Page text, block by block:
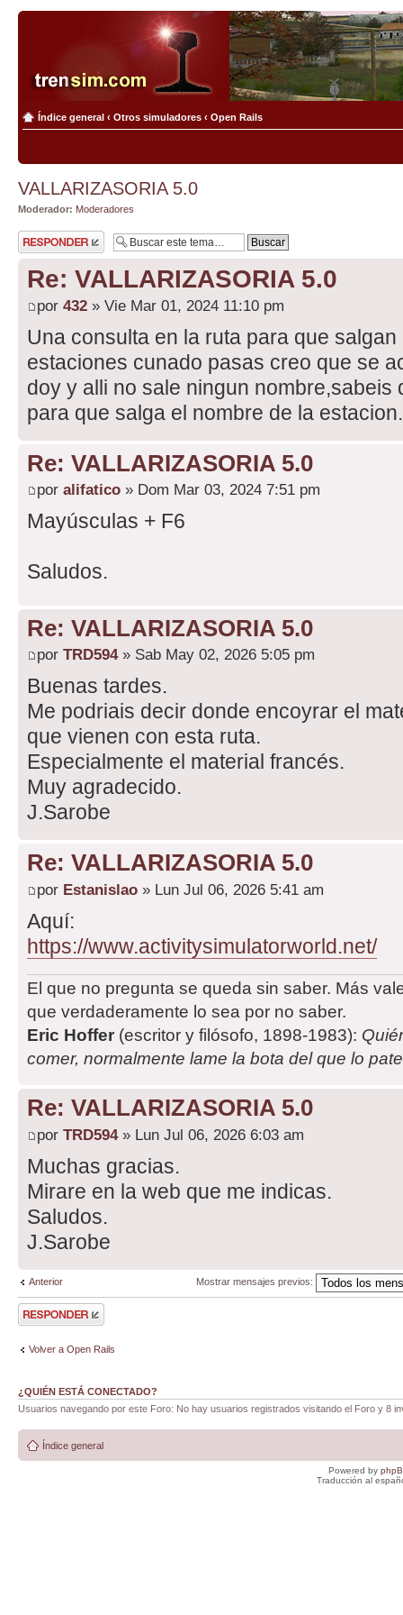
Índice general ‹ Otros simuladores ‹ Open Rails
VALLARIZASORIA 5.0
Moderador: Moderadores
Publicar una
respuesta
Re: VALLARIZASORIA 5.0
por 432 » Vie Mar 01, 2024 11:10 pm
Una consulta en la ruta para que
estaciones cunado pasas creo que se
doy y alli no sale ningun nombre,sabeis
para que salga el nombre de la estacion.
Re: VALLARIZASORIA 5.0
por alifatico » Dom Mar 03, 2024 7:51 pm
Mayúsculas + F6
Saludos.
Re: VALLARIZASORIA 5.0
por TRD594» Sab May 02, 2026 5:05 pm
Buenas tardes.
Me podriais decir donde encoyrar el
que vienen con esta ruta.
Especialmente el material francés.
Muy agradecido.
J.Sarobe
Re: VALLARIZASORIA 5.0
por Estanislao » Lun Jul 06, 2026 5:41 am
Aquí:
https://www.activitysimulatorworld.net/
El que no pregunta se queda sin saber. Más
que verdaderamente lo sea por no saber.
Eric Hoffer (escritor y filósofo, 1898-1983):
comer, normalmente lame la bota del que lo
Re: VALLARIZASORIA 5.0
por TRD594» Lun Jul 06, 2026 6:03 am
Muchas gracias.
Mirare en la web que me indicas.
Saludos.
J.Sarobe
Anterior Mostrar mensajes previos:
Publicar una
respuesta
Volver a Open Rails
¿QUIÉN ESTÁ CONECTADO?
Usuarios navegando por este Foro: No hay usuarios registrados visitando el Foro y 8
Índice general
Powered by
Traducción al